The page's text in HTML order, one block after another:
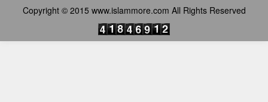
Copyright © 2015 www.islammore.com All Rights Reserved